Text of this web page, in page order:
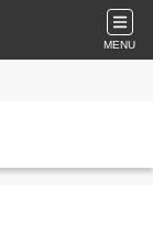
MENU